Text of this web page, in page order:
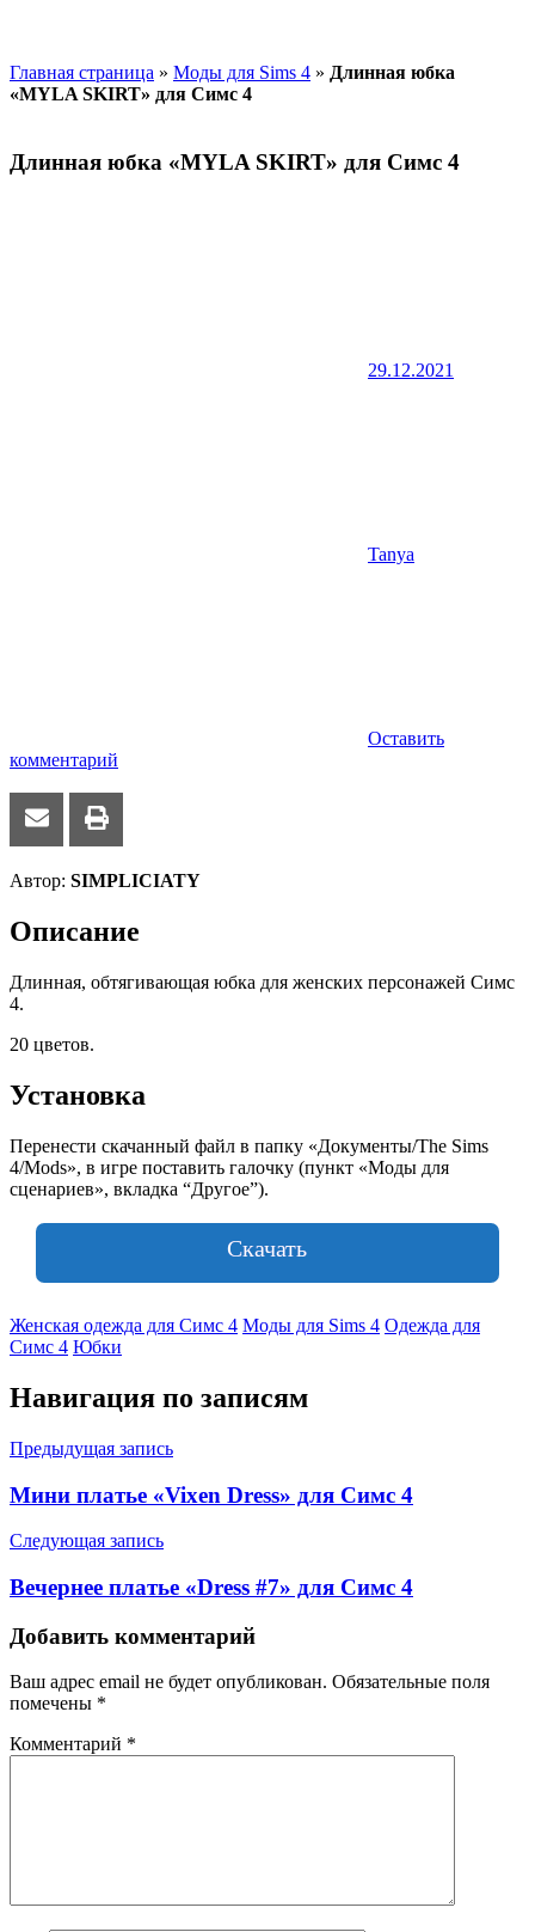
Главная страница » Моды для Sims 4 » Длинная юбка
«MYLA SKIRT» для Симс 4
Длинная юбка «MYLA SKIRT» для Симс 4
29.12.2021
Tanya
Оставить
комментарий
Автор: SIMPLICIATY
Описание
Длинная, обтягивающая юбка для женских персонажей Симс
4.
20 цветов.
Установка
Перенести скачанный файл в папку «Документы/The Sims
4/Mods», в игре поставить галочку (пункт «Моды для
сценариев», вкладка “Другое”).
Скачать
Женская одежда для Симс 4 Моды для Sims 4 Одежда для
Симс 4 Юбки
Навигация по записям
Предыдущая запись
Мини платье «Vixen Dress» для Симс 4
Следующая запись
Вечернее платье «Dress #7» для Симс 4
Добавить комментарий
Ваш адрес email не будет опубликован. Обязательные поля
помечены *
Комментарий *